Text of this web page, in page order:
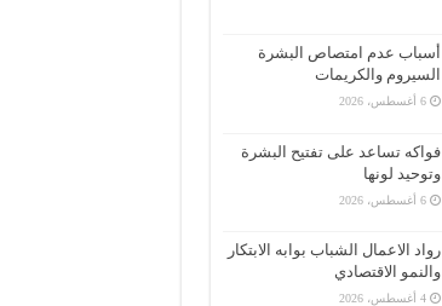
أسباب عدم امتصاص البشرة
السيروم والكريمات
6 أغسطس، 2026
فواكه تساعد على تفتيح البشرة
وتوحيد لونها
6 أغسطس، 2026
رواد الاعمال الشباب بوابه الابتكار
والنمو الاقتصادي
4 أغسطس، 2026